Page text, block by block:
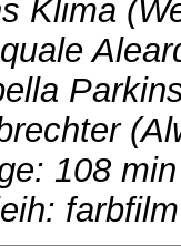
Klima
108 min
farbfilm